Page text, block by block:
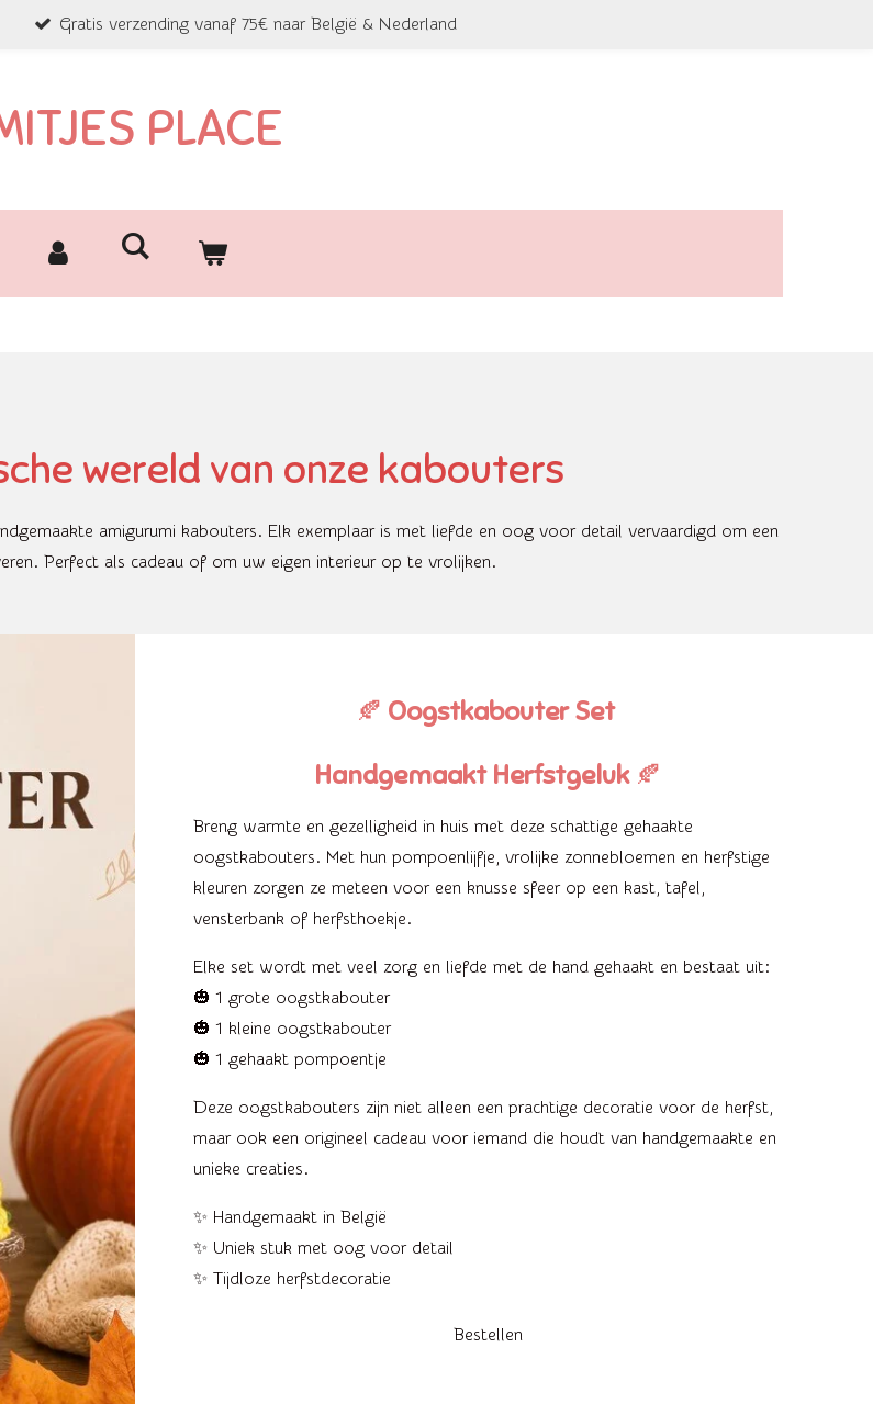
Gratis verzending vanaf 75€ naar België & Nederland
PLACE
wereld van onze kabouters
amigurumi kabouters. Elk exemplaar is met liefde en oog voor detail vervaardigd om een
Perfect als cadeau of om uw eigen interieur op te vrolijken.
🍂 Oogstkabouter Set
Handgemaakt Herfstgeluk🍂
Breng warmte en gezelligheid in huis met deze schattige gehaakte
oogstkabouters. Met hun pompoenlijfje, vrolijke zonnebloemen en herfstige
kleuren zorgen ze meteen voor een knusse sfeer op een kast, tafel,
vensterbank of herfsthoekje.
Elke set wordt met veel zorg en liefde met de hand gehaakt en bestaat uit:
🎃 1 grote oogstkabouter
🎃 1 kleine oogstkabouter
🎃 1 gehaakt pompoentje
Deze oogstkabouters zijn niet alleen een prachtige decoratie voor de herfst,
maar ook een origineel cadeau voor iemand die houdt van handgemaakte en
unieke creaties.
✨ Handgemaakt in België
✨ Uniek stuk met oog voor detail
✨ Tijdloze herfstdecoratie
Bestellen